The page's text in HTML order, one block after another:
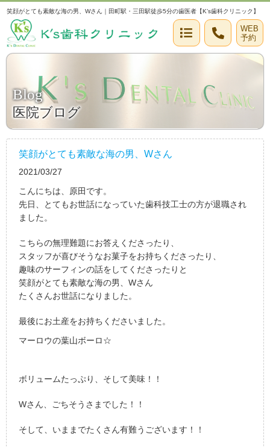
笑顔がとても素敵な海の男、Wさん｜田町駅・三田駅徒歩5分の歯医者【K’s歯科クリニック】
WEB
予約
Blog
医院ブログ
笑顔がとても素敵な海の男、Wさん
2021/03/27
こんにちは、原田です。
先日、とてもお世話になっていた歯科技工士の方が退職され
ました。
こちらの無理難題にお答えくださったり、
スタッフが喜びそうなお菓子をお持ちくださったり、
趣味のサーフィンの話をしてくださったりと
笑顔がとても素敵な海の男、Wさん
たくさんお世話になりました。
最後にお土産をお持ちくださいました。
マーロウの葉山ボーロ☆
ボリュームたっぷり、そして美味！！
Wさん、ごちそうさまでした！！
そして、いままでたくさん有難うございます！！